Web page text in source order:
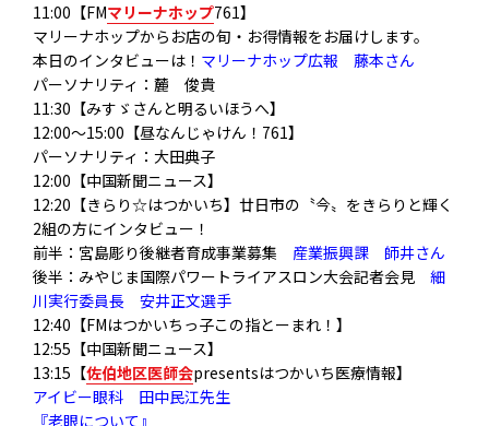
11:00【FMマリーナホップ761】
マリーナホップからお店の旬・お得情報をお届けします。
本日のインタビューは！ マリーナホップ広報 藤本さん
パーソナリティ：麓 俊貴
11:30【みすゞさんと明るいほうへ】
12:00～15:00【昼なんじゃけん！761】
パーソナリティ：大田典子
12:00【中国新聞ニュース】
12:20【きらり☆はつかいち】廿日市の〝今〟をきらりと輝く
2組の方にインタビュー！
前半：宮島彫り後継者育成事業募集 産業振興課 師井さん
後半：みやじま国際パワートライアスロン大会記者会見 細
川実行委員長 安井正文選手
12:40【FMはつかいちっ子この指とーまれ！】
12:55【中国新聞ニュース】
13:15【佐伯地区医師会presentsはつかいち医療情報】
アイビー眼科 田中民江先生
『老眼について』